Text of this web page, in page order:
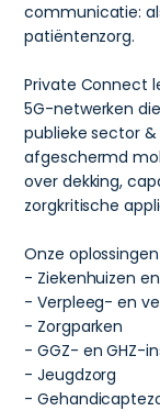
communicatie:
patiëntenzorg.
Private Connect
5G-netwerken
publieke sector
afgeschermd
over dekking,
zorgkritische
Onze
- Ziekenhuizen
- Verpleeg- en
- Zorgparken
- GGZ- en GHZ-
- Jeugdzorg
-